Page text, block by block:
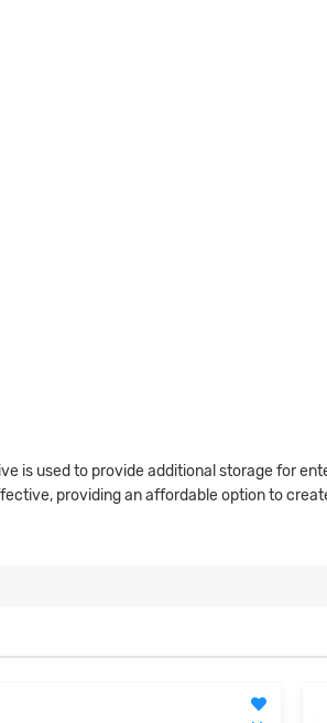
is used to provide additional storage for
providing an affordable option to